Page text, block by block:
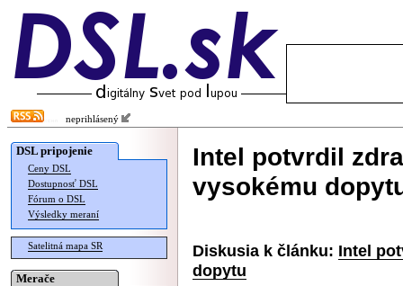
neprihlásený
DSL pripojenie
Ceny DSL
Dostupnosť DSL
Fórum o DSL
Výsledky meraní
Satelitná mapa SR
Merače
Intel potvrdil
vysokému
Diskusia k článku: Intel
dopytu